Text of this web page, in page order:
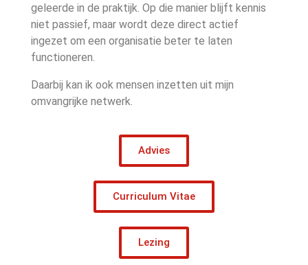
geleerde in de praktijk. Op die manier blijft kennis
niet passief, maar wordt deze direct actief
ingezet om een organisatie beter te laten
functioneren.
Daarbij kan ik ook mensen inzetten uit mijn
omvangrijke netwerk.
Advies
Curriculum Vitae
Lezing